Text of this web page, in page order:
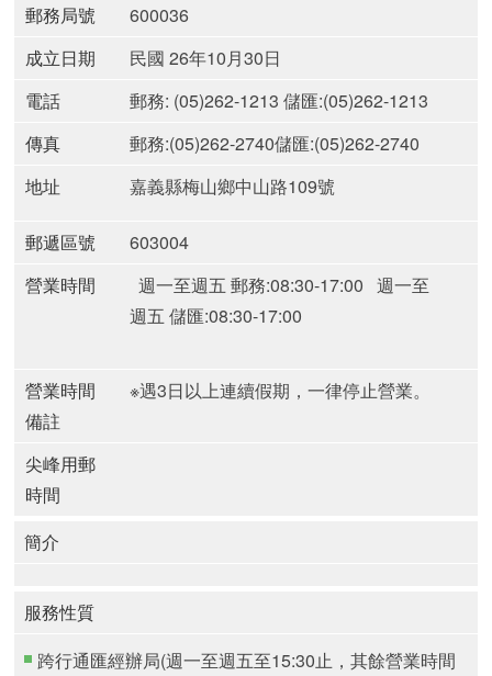
郵務局號
600036
成立日期
民國 26年10月30日
電話
郵務: (05)262-1213 儲匯:(05)262-1213
傳真
郵務:(05)262-2740儲匯:(05)262-2740
地址
嘉義縣梅山鄉中山路109號
郵遞區號
603004
營業時間
週一至週五 郵務:08:30-17:00 週一至
週五 儲匯:08:30-17:00
營業時間
備註
※遇3日以上連續假期，一律停止營業。
尖峰用郵
時間
簡介
服務性質
跨行通匯經辦局(週一至週五至15:30止，其餘營業時間